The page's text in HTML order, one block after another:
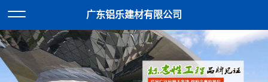
广东铝乐建材有限公司